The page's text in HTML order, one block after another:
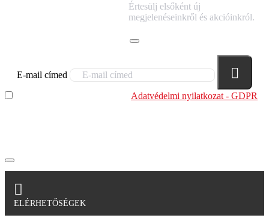
Értesülj elsőként új
megjelenéseinkről és akcióinkról.
E-mail címed
Adatvédelmi nyilatkozat - GDPR
ELÉRHETŐSÉGEK